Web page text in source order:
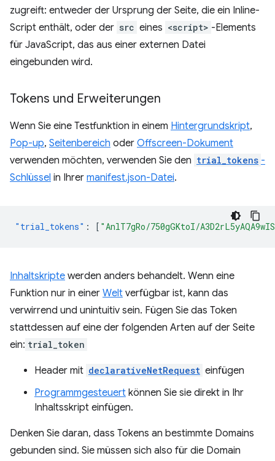
zugreift: entweder der Ursprung der Seite, die ein Inline-
Script enthält, oder der src eines <script> -Elements
für JavaScript, das aus einer externen Datei
eingebunden wird.
Tokens und Erweiterungen
Wenn Sie eine Testfunktion in einem Hintergrundskript,
Pop-up, Seitenbereich oder Offscreen-Dokument
verwenden möchten, verwenden Sie den trial_tokens -
Schlüssel in Ihrer manifest.json-Datei.
"trial_tokens" : [ "AnlT7gRo/750gGKtoI/
Inhaltskripte werden anders behandelt. Wenn eine
Funktion nur in einer Welt verfügbar ist, kann das
verwirrend und unintuitiv sein. Fügen Sie das Token
stattdessen auf eine der folgenden Arten auf der Seite
ein: trial_token
Header mit declarativeNetRequest einfügen
Programmgesteuert können Sie sie direkt in Ihr
Inhaltsskript einfügen.
Denken Sie daran, dass Tokens an bestimmte Domains
gebunden sind. Sie müssen sich also für die Domain